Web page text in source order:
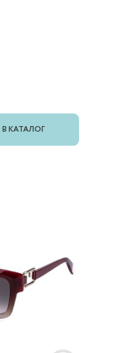
В КАТАЛОГ